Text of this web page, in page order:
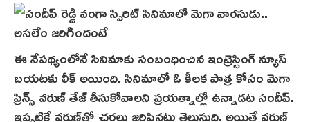
ఈ నేపథ్యంలోనే సినిమాకు సంబంధించిన ఇంట్రెస్టింగ్ న్యూస్
బయటకు లీక్ అయింది. సినిమాలో ఓ కీలక పాత్ర కోసం మెగా
ప్రిన్స్‌ వరుణ్ తేజ్ తీసుకోవాలని ప్రయత్నాల్లో ఉన్నాడ‌ట‌ సందీప్.
ఇప్పటికే వరుణ్‌తో చర్చలు జరిపినట్లు తెలుస్తుది. అయితే వరుణ్